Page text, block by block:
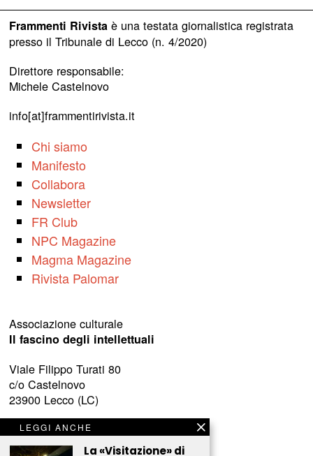
Frammenti Rivistaè una testata giornalistica registrata
presso il Tribunale di Lecco (n. 4/2020)
Direttore responsabile:
Michele Castelnovo
info[at]frammentirivista.it
Chi siamo
Manifesto
Collabora
Newsletter
FR Club
NPC Magazine
Magma Magazine
Rivista Palomar
Associazione culturale
Il fascino degli intellettuali
Viale Filippo Turati 80
c/o Castelnovo
23900 Lecco (LC)
www.fascinointellettuali.it
info[at]fascinointellettuali.it
LEGGI ANCHE
La «Visitazione» di